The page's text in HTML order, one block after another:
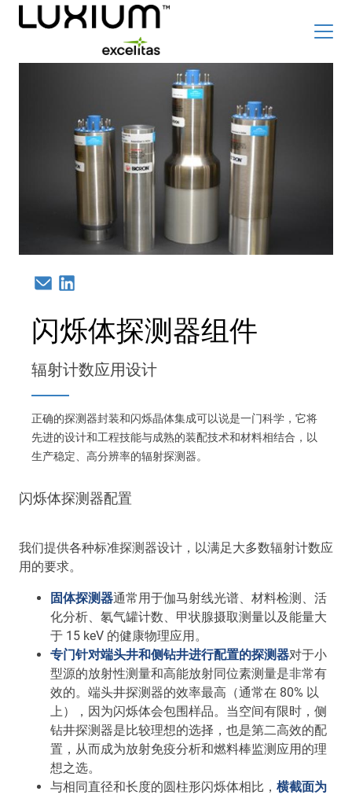
Radiation Detection Blog Optics & Photonics Blog
Main
navigation
闪烁材料
资源
Thermal conductivity, shock resistance
& surface finish for the automotive market.
LEARN MORE
Email
闪烁体探测器组件
辐射计数应用设计
正确的探测器封装和闪烁晶体集成可以说是一门科学，它将
先进的设计和工程技能与成熟的装配技术和材料相结合，以
生产稳定、高分辨率的辐射探测器。
闪烁体探测器配置
我们提供各种标准探测器设计，以满足大多数辐射计数应
用的要求。
固体探测器通常用于伽马射线光谱、材料检测、活
化分析、氡气罐计数、甲状腺摄取测量以及能量大
于 15 keV 的健康物理应用。
专门针对端头井和侧钻井进行配置的探测器对于小
型源的放射性测量和高能放射同位素测量是非常有
效的。端头井探测器的效率最高（通常在 80% 以
上），因为闪烁体会包围样品。当空间有限时，侧
钻井探测器是比较理想的选择，也是第二高效的配
置，从而成为放射免疫分析和燃料棒监测应用的理
想之选。
与相同直径和长度的圆柱形闪烁体相比， 横截面为